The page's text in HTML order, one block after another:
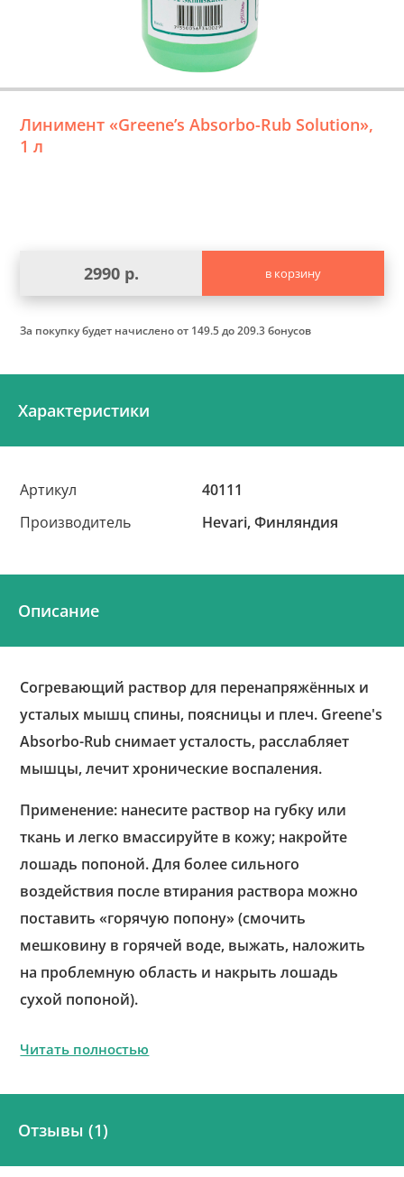
Линимент «Greene’s Absorbo-Rub Solution»,
1 л
2990 р. в корзину
За покупку будет начисленоот 149.5 до 209.3 бонусов
Характеристики
Артикул
40111
Производитель
Hevari, Финляндия
Описание
Согревающий раствор для перенапряжённых и
усталых мышц спины, поясницы и плеч. Greene's
Absorbo-Rub снимает усталость, расслабляет
мышцы, лечит хронические воспаления.
Применение: нанесите раствор на губку или
ткань и легко вмассируйте в кожу; накройте
лошадь попоной. Для более сильного
воздействия после втирания раствора можно
поставить «горячую попону» (смочить
мешковину в горячей воде, выжать, наложить
на проблемную область и накрыть лошадь
сухой попоной).
Читать полностью
Отзывы (1)